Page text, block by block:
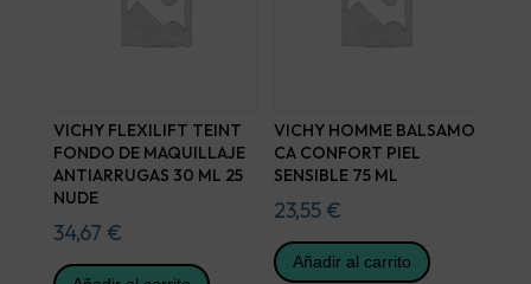
VICHY FLEXILIFT TEINT
FONDO DE MAQUILLAJE
ANTIARRUGAS 30 ML 25
NUDE
34,67 €
VICHY HOMME BALSAMO
CA CONFORT PIEL
SENSIBLE 75 ML
23,55 €
Añadir al carrito